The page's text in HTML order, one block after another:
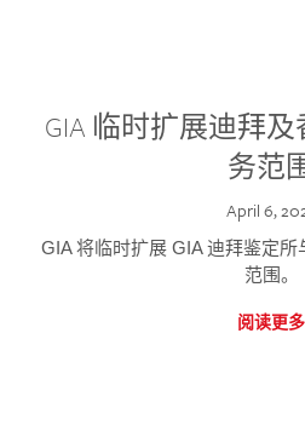
GIA 临时扩展迪拜
务范
April 6,
GIA 将临时扩展 GIA 迪拜鉴定
范围。
阅读更多